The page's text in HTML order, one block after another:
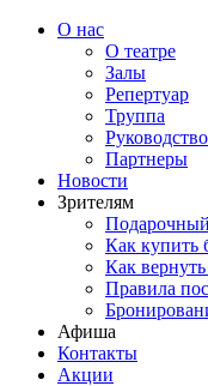
О нас
О театре
Залы
Репертуар
Труппа
Руководство
Партнеры
Новости
Зрителям
Как купить
Как
Правила
Афиша
Контакты
Акции